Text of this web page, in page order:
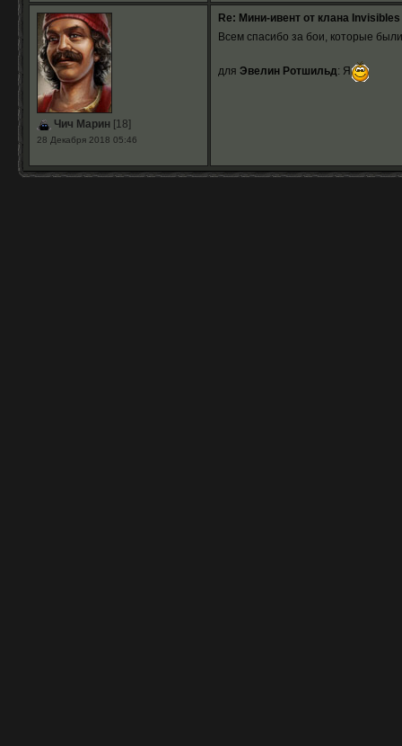
Чич Марин[18]
28 Декабря 2018 05:46
Re: Мини-ивент от клана Invisibles
Всем спасибо за бои, которые
для Эвелин Ротшильд: Я